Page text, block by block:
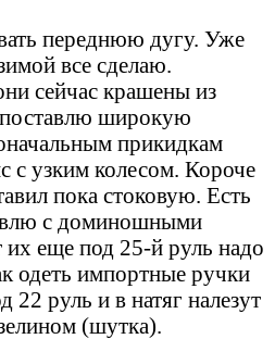
переднюю дугу. Уже
все сделаю.
сейчас крашены из
широкую
прикидкам
с узким колесом. Короче
пока стоковую. Есть
с доминошными
их еще под 25-й руль надо
одеть импортные ручки
22 руль и в натяг налезут
(шутка).